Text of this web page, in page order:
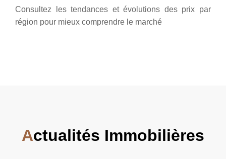
Consultez les tendances et évolutions des prix par
région pour mieux comprendre le marché
Actualités Immobilières